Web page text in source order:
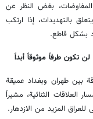
بغض النظر عن
بالتهديدات، إذا ارتكب
بشكل قاطع.
تكون طرفاً موثوقاً أبداً
بين طهران وبغداد عميقة
العلاقات الثنائية، مشيراً
المزيد من الازدهار.